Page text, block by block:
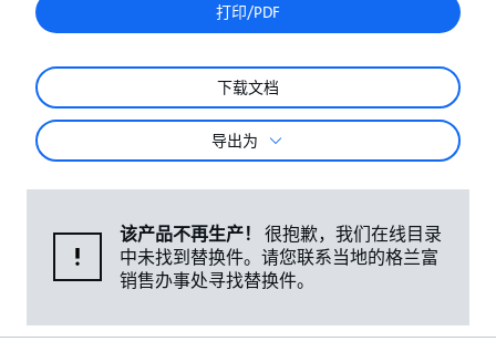
打印/PDF
下载文档
导出为
该产品不再生产！
很抱歉，我们在线目录
中未找到替换件。请您联系当地的格兰富
销售办事处寻找替换件。